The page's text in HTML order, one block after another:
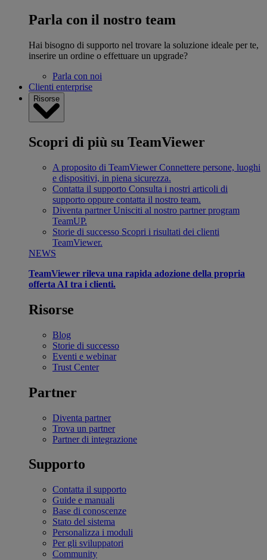
Parla con il nostro team
Hai bisogno di supporto nel trovare la soluzione ideale per te,
inserire un ordine o effettuare un upgrade?
Parla con noi
Clienti enterprise
Risorse
Scopri di più su TeamViewer
A proposito di TeamViewer Connettere persone, luoghi
e dispositivi, in piena sicurezza.
Contatta il supporto Consulta i nostri articoli di
supporto oppure contatta il nostro team.
Diventa partner Unisciti al nostro partner program
TeamUP.
Storie di successo Scopri i risultati dei clienti
TeamViewer.
NEWS
TeamViewer rileva una rapida adozione della propria
offerta AI tra i clienti.
Risorse
Blog
Storie di successo
Eventi e webinar
Trust Center
Partner
Diventa partner
Trova un partner
Partner di integrazione
Supporto
Contatta il supporto
Guide e manuali
Base di conoscenze
Stato del sistema
Personalizza i moduli
Per gli sviluppatori
Community